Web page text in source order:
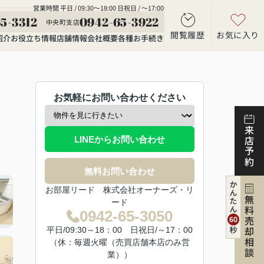
営業時間 平日 / 09:30～18:00 日祝日 / ～17:00
3312 中央町支店0942-65-3922
介お役立ち情報店舗情報会社概要各種お手続き 閲覧履歴 お気に入り
来店予約
無料売却相談
お気軽にお問い合わせください
LINEからお問い合わせ
無料お問い合わせ
お部屋リード 株式会社オーナーズ・リ
ード
0942-65-3050
平日/09:30～18：00 日祝日/～17：00
（休：毎週火曜（売買店舗本店のみ営
業））